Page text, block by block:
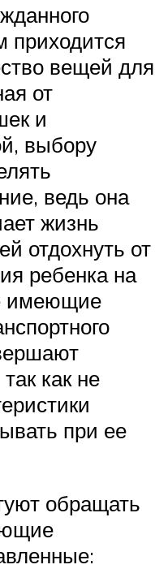
приходится
вещей для
от
и
выбору
ведь она
жизнь
отдохнуть от
ребенка на
имеющие
как не
при ее
обращать